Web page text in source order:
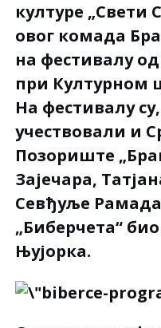
културе „Свети
овог комада
на фестивалу
при Културном
На фестивалу
учествовали и
Позориште
Зајечара,
Севђуље
„Биберчета“
Њујорка.